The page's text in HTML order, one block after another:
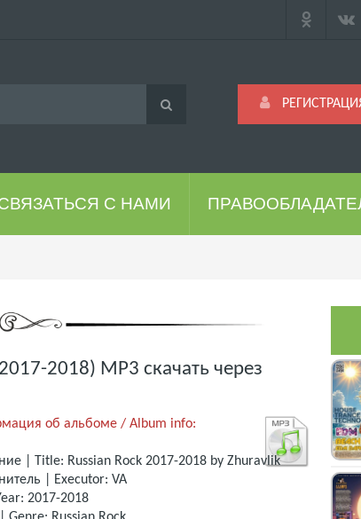
С НАМИ
2018) MP3 скачать через
об альбоме / Album info:
| Title: Russian Rock 2017-2018 by Zhuravlik
| Executor: VA
2017-2018